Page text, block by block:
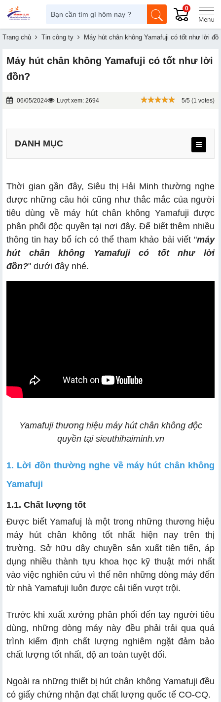
0
Trang chủ Tin công ty Máy hút chân không Yamafuji có tốt như lời
Máy hút chân không Yamafuji có tốt như lời
đồn?
06/05/2024 Lượt xem: 2694 5/5 (1 votes)
DANH MỤC
1.2. Độ bền cao
1.3. Giá thành hợp lý
1.4. Năng suất làm việc vượt trội
Thời gian gần đây, Siêu thị Hải Minh thường nghe
được những câu hỏi cũng như thắc mắc của người
tiêu dùng về máy hút chân không Yamafuji được
phân phối độc quyền tại nơi đây. Để biết thêm nhiều
thông tin hay bổ ích có thể tham khảo bải viết "máy
hút chân không Yamafuji có tốt như lời
đồn?" dưới đây nhé.
Yamafuji thương hiệu máy hút chân không độc
quyền tại sieuthihaiminh.vn
1. Lời đồn thường nghe về máy hút chân không
Yamafuji
1.1. Chất lượng tốt
Được biết Yamafuj là một trong những thương hiệu
máy hút chân không tốt nhất hiện nay trên thị
trường. Sở hữu dây chuyền sản xuất tiên tiến, áp
dụng nhiều thành tựu khoa học kỹ thuật mới nhất
vào việc nghiên cứu vì thế nên những dòng máy đến
từ nhà Yamafuji luôn được cải tiến vượt trội.
Trước khi xuất xưởng phân phối đến tay người tiêu
dùng, những dòng máy này đều phải trải qua quá
trình kiểm định chất lượng nghiêm ngặt đảm bảo
chất lượng tốt nhất, độ an toàn tuyệt đối.
Ngoài ra những thiết bị hút chân không Yamafuji đều
có giấy chứng nhận đạt chất lượng quốc tế CO-CQ.